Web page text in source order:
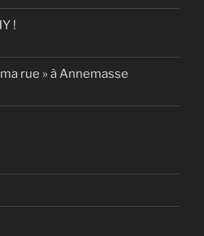
!
rue » à Annemasse